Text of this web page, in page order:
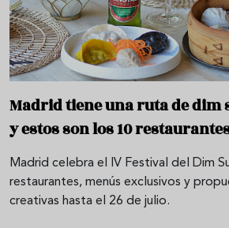
Madrid tiene una ruta de dim
y estos son los 10
Madrid celebra el IV Festival del Dim
restaurantes, menús exclusivos y
creativas hasta el 26 de julio.